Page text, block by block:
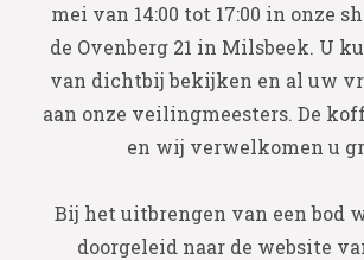
mei van 14:00 tot 17:00 in onze
de Ovenberg 21 in Milsbeek. U
van dichtbij bekijken en al uw
aan onze veilingmeesters. De
en wij verwelkomen u
Bij het uitbrengen van een bod
doorgeleid naar de website